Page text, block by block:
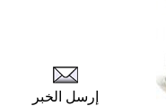
إرسل الخبر